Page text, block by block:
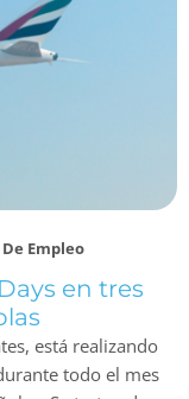
Empleo
en tres
está realizando
todo el mes